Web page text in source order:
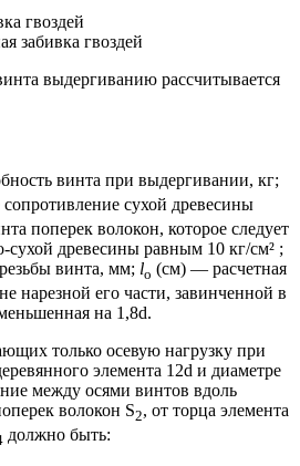
забивка гвоздей
выдергиванию рассчитывается
винта при выдергивании, кг;
сухой древесины
поперек волокон, которое следует
древесины равным 10 кг/см² ;
винта, мм; lo (см) — расчетная
нарезной его части, завинченной в
на 1,8d.
только осевую нагрузку при
элемента 12d и диаметре
между осями винтов вдоль
волокон S2, от торца элемента
должно быть: